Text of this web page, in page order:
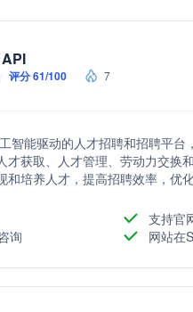
评分 61/100 7
智能驱动的人才招聘和招聘平
才获取、人才管理、劳动力交换
和培养人才，提高招聘效率，优
支持官
询
网站在